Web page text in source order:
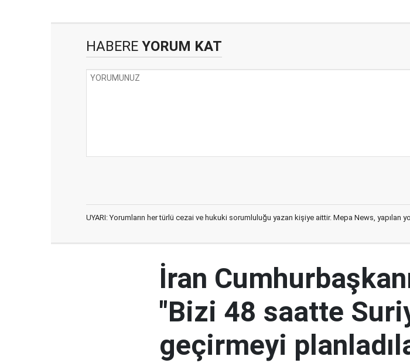
HABERE YORUM KAT
UYARI: Yorumların her türlü cezai ve hukuki sorumluluğu yazan kişiye aittir. Mepa News, yapılan
İran
"Bizi 48 saatte
geçirmeyi